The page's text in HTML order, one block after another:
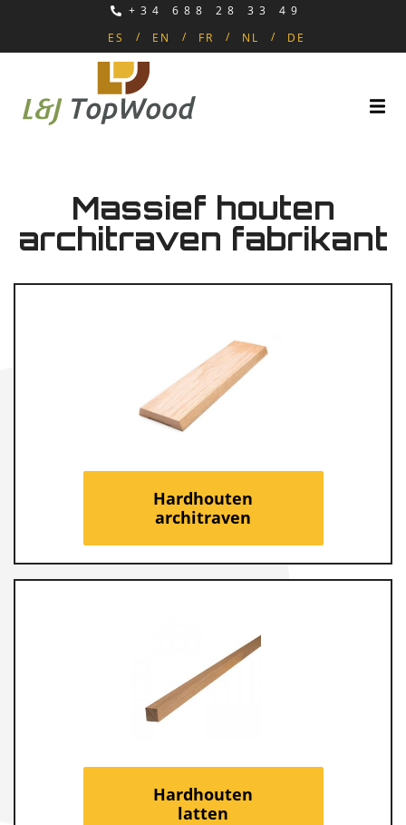
+34 688 28 33 49
ES
EN FR NL DE
Massief houten
architraven fabrikant
Hardhouten
architraven
Hardhouten
latten